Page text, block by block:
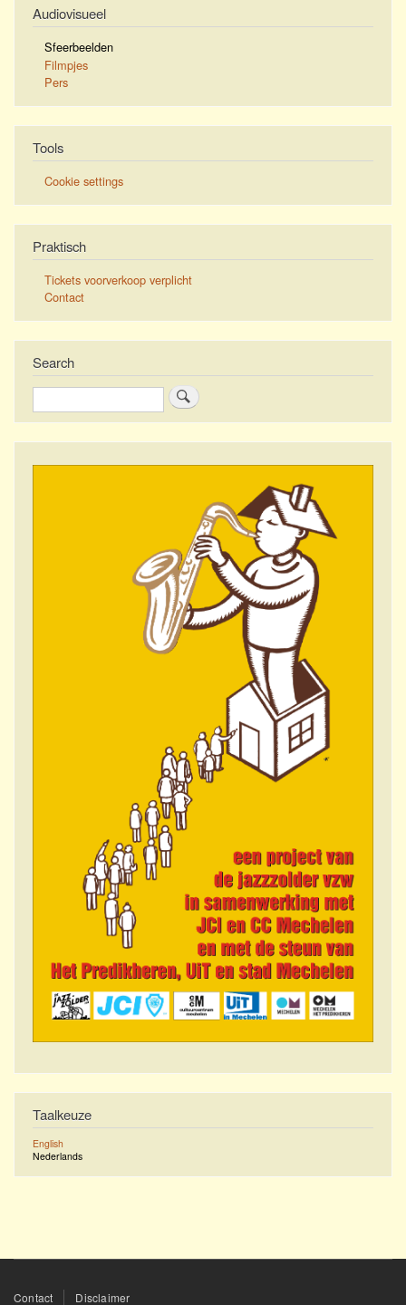
Audiovisueel
Sfeerbeelden
Filmpjes
Pers
Tools
Cookie settings
Praktisch
Tickets voorverkoop verplicht
Contact
Search
Zoeken
Taalkeuze
English
Nederlands
Footer
Contact Disclaimer